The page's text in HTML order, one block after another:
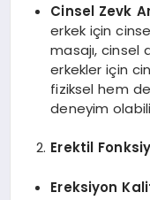
Cinsel Zevk
erkek için
masajı, cinsel
erkekler için
fiziksel hem
deneyim
Erektil
Ereksiyon